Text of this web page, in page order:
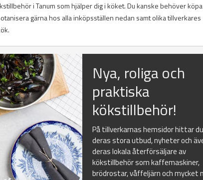
i Tanum som hjälper dig i köket. Du kanske behöver
gärna hos alla inköpsställen nedan samt olika tillverkares
Nya, roliga och
praktiska
kökstillbehör!
På tillverkarnas hemsidor hittar
deras stora utbud, nyheter och
deras lokala återförsäljare av
kökstillbehör som kaffemaskiner,
brödrostar, våffeljärn och mycket